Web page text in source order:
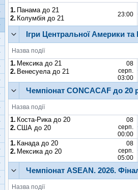
1. Панама до 21
2. Колумбія до 21 23:00
Ігри Центральної Америки та
Назва події
1. Мексика до 21
2. Венесуела до 21
08
серп.
03:00
Чемпіонат CONCACAF до 20
Назва події
1. Коста-Рика до 20
2. США до 20
08
серп.
00:00
1. Канада до 20
2. Мексика до 20
08
серп.
05:00
Чемпіонат ASEAN. 2026.
Назва події